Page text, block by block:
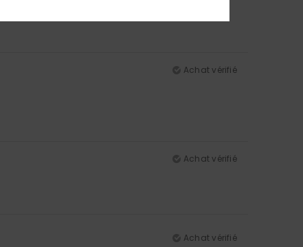
Achat vérifié
Achat vérifié
Achat vérifié